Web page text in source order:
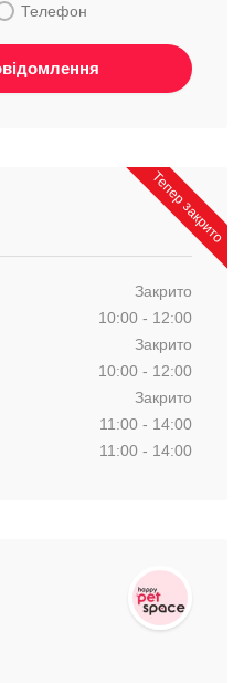
Телефон
Тепер закрито
Закрито
10:00 - 12:00
Закрито
10:00 - 12:00
Закрито
11:00 - 14:00
11:00 - 14:00